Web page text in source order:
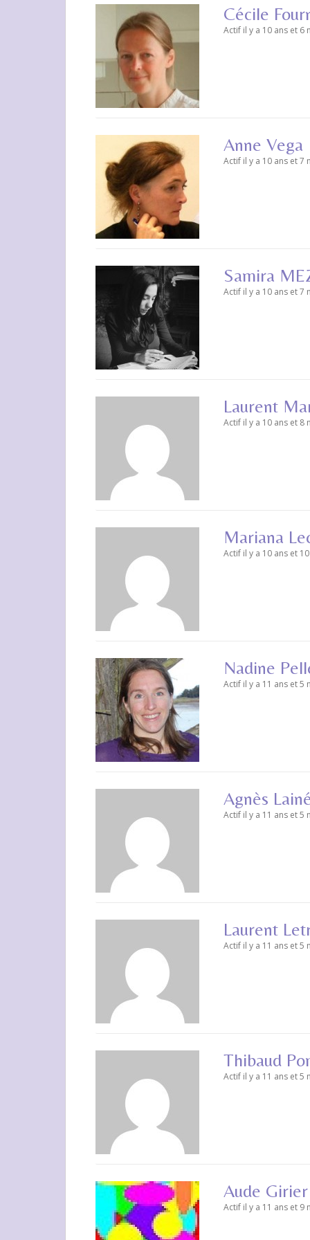
Cécile
Actif il y a 10 ans et 6
Anne Vega
Actif il y a 10 ans et 7
Samira
Actif il y a 10 ans et 7
Laurent
Actif il y a 10 ans et 8
Mariana
Actif il y a 10 ans et
Nadine
Actif il y a 11 ans et 5
Agnès
Actif il y a 11 ans et 5
Laurent
Actif il y a 11 ans et 5
Thibaud
Actif il y a 11 ans et 5
Aude Girier
Actif il y a 11 ans et 9